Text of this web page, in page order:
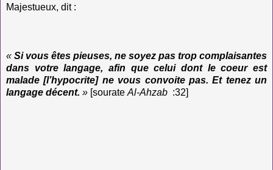
Majestueux, dit :
« Si vous êtes pieuses, ne soyez pas trop complaisantes
dans votre langage, afin que celui dont le coeur est
malade [l’hypocrite] ne vous convoite pas. Et tenez un
langage décent. » [sourate Al-Ahzab :32]